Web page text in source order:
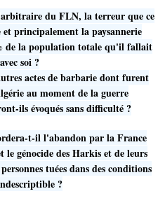
du FLN, la terreur que ce
principalement la paysannerie
de la population totale qu'il fallait
soi ?
actes de barbarie dont furent
au moment de la guerre
ils évoqués sans difficulté ?
t-il l'abandon par la France
le génocide des Harkis et de leurs
tuées dans des conditions
?